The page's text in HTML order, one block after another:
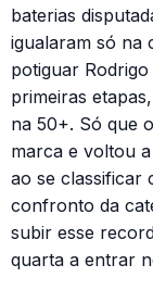
baterias
igualaram só na
potiguar
primeiras
na 50+. Só que
marca e voltou
ao se classificar
confronto da
subir esse
quarta a entrar